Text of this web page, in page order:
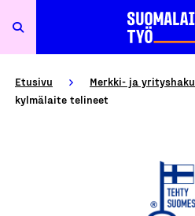
Etusivu Merkki- ja yrityshaku
kylmälaite telineet